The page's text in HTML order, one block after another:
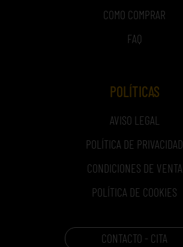
COMO COMPRAR
FAQ
POLÍTICAS
AVISO LEGAL
POLÍTICA DE PRIVACIDAD
CONDICIONES DE VENTA
POLÍTICA DE COOKIES
CONTACTO - CITA